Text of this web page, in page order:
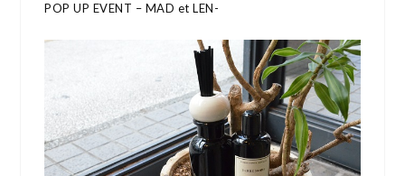
POP UP EVENT – MAD et LEN-